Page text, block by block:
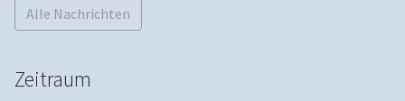
Alle Nachrichten
Zeitraum